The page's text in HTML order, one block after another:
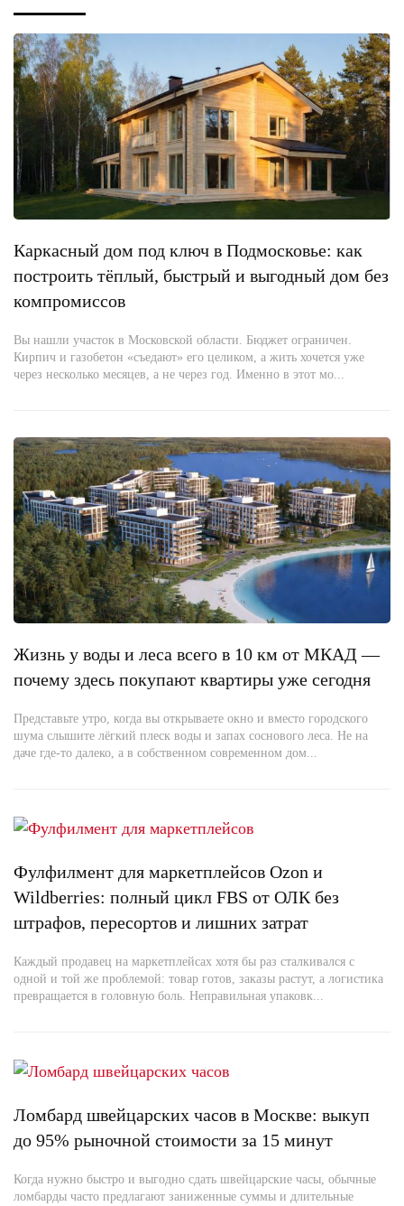
Каркасный дом под ключ в Подмосковье: как
построить тёплый, быстрый и выгодный дом без
компромиссов
Вы нашли участок в Московской области. Бюджет ограничен.
Кирпич и газобетон «съедают» его целиком, а жить хочется уже
через несколько месяцев, а не через год. Именно в этот мо...
Жизнь у воды и леса всего в 10 км от МКАД —
почему здесь покупают квартиры уже сегодня
Представьте утро, когда вы открываете окно и вместо городского
шума слышите лёгкий плеск воды и запах соснового леса. Не на
даче где-то далеко, а в собственном современном дом...
Фулфилмент для маркетплейсов Ozon и
Wildberries: полный цикл FBS от ОЛК без
штрафов, пересортов и лишних затрат
Каждый продавец на маркетплейсах хотя бы раз сталкивался с
одной и той же проблемой: товар готов, заказы растут, а логистика
превращается в головную боль. Неправильная упаковк...
Ломбард швейцарских часов в Москве: выкуп
до 95% рыночной стоимости за 15 минут
Когда нужно быстро и выгодно сдать швейцарские часы, обычные
ломбарды часто предлагают заниженные суммы и длительные